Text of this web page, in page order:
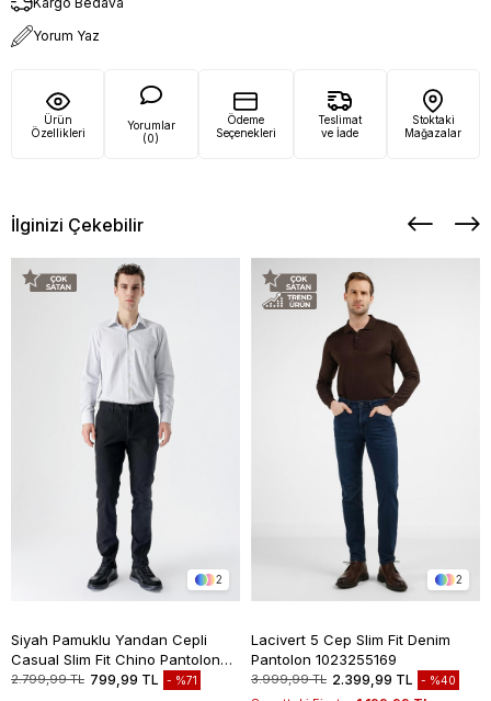
Yorum Yaz
Ürün
Özellikleri
Yorumlar
(0)
Ödeme
Seçenekleri
Teslimat
ve İade
Stoktaki
Mağazalar
İlginizi Çekebilir
2
Siyah Pamuklu Yandan Cepli
Casual Slim Fit Chino Pantolon
1003235117
2.799,99 TL 799,99 TL %71
2
Lacivert 5 Cep Slim Fit Denim
Pantolon 1023255169
3.999,99 TL 2.399,99 TL %40